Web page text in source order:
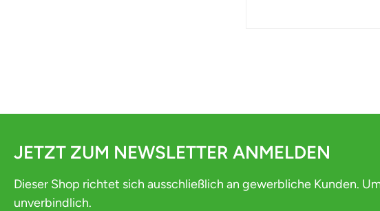
JETZT ZUM NEWSLETTER ANMELDEN
Dieser Shop richtet sich ausschließlich an gewerbliche Kunden.
unverbindlich.